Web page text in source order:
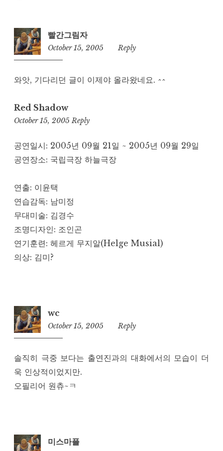
빨간그림자
October 15, 2005
9:11
Reply
와앗, 기다리던 글이 이제야 올라왔네요. ^^
Red Shadow
October 15, 2005 9:12
Reply
공연일시: 2005년 09월 21일 ~ 2005년 09월 29일
공연장소: 국립극장 하늘극장
연출: 이윤택
연습감독: 남미정
무대미술: 김경수
조명디자인: 조인곤
연기훈련: 헤르게 무지알(Helge Musial)
의상: 김미?
wc
October 15, 2005
9:51
Reply
솔직히 극중 보다는 출연진과의 대화에서의 모습이 더
욱 인상적이었지만.
오필리어 원츄~ㅋ
미스마플